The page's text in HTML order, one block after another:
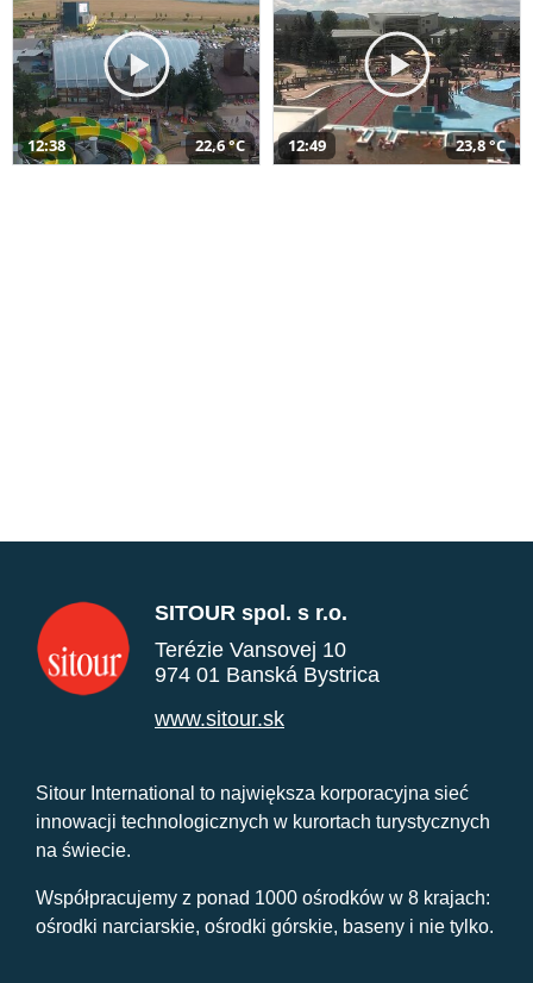
12:38 22,6 °C 12:49 23,8 °C
SITOUR spol. s r.o.
Terézie Vansovej 10
974 01 Banská Bystrica
www.sitour.sk
Sitour International to największa korporacyjna sieć
innowacji technologicznych w kurortach turystycznych
na świecie.
Współpracujemy z ponad 1000 ośrodków w 8 krajach:
ośrodki narciarskie, ośrodki górskie, baseny i nie tylko.